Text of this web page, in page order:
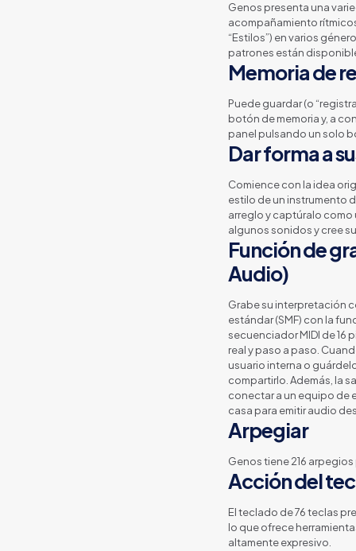
Genos presenta una
acompañamiento
“Estilos”) en varios
patrones están
Memoria de
Puede guardar (o
botón de memoria y, a
panel pulsando un solo
Dar forma a
Comience con la idea
estilo de un instrumento
arreglo y captúralo como
algunos sonidos y cree
Función de
Audio)
Grabe su interpretación
estándar (SMF) con la
secuenciador MIDI de
real y paso a paso.
usuario interna o
compartirlo. Además, la
conectar a un equipo de
casa para emitir audio
Arpegiar
Genos tiene 216
Acción del
El teclado de 76 teclas
lo que ofrece
altamente expresivo.